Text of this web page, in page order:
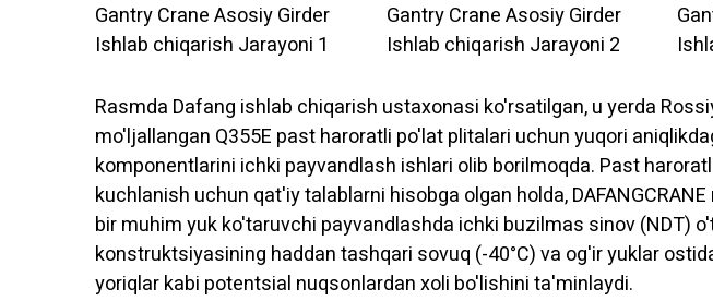
Gantry Crane Asosiy Girder
Ishlab chiqarish Jarayoni 1
Gantry Crane Asosiy Girder
Ishlab chiqarish Jarayoni 2
Rasmda Dafang ishlab chiqarish ustaxonasi ko'rsatilgan, u yerda
mo'ljallangan Q355E past haroratli po'lat plitalari uchun yuqori
komponentlarini ichki payvandlash ishlari olib borilmoqda. Past
kuchlanish uchun qat'iy talablarni hisobga olgan holda,
bir muhim yuk ko'taruvchi payvandlashda ichki buzilmas sinov (NDT)
konstruktsiyasining haddan tashqari sovuq (-40°C) va og'ir yuklar
yoriqlar kabi potentsial nuqsonlardan xoli bo'lishini ta'minlaydi.